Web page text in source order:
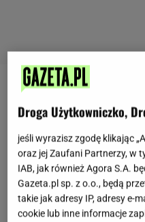
"Grzybki, grzybeczki,
wołałam jako mała
zabierali mnie nagrzyby
mi do dziś i uwielbiam
związane. Jakiś czas
Nadleśnictwa
jak ja to mówię,
Droga Użytkowniczko,
jeśli wyrazisz zgodę klikając
oraz jej Zaufani Partnerzy, w
IAB, jak również Agora S.A.
Gazeta.pl sp. z o.o., będą
takie jak adresy IP, adresy e-
cookie lub inne informacje